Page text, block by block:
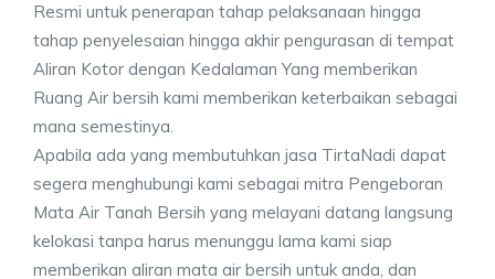
Resmi untuk penerapan tahap pelaksanaan hingga
tahap penyelesaian hingga akhir pengurasan di tempat
Aliran Kotor dengan Kedalaman Yang memberikan
Ruang Air bersih kami memberikan keterbaikan sebagai
mana semestinya.
Apabila ada yang membutuhkan jasa TirtaNadi dapat
segera menghubungi kami sebagai mitra Pengeboran
Mata Air Tanah Bersih yang melayani datang langsung
kelokasi tanpa harus menunggu lama kami siap
memberikan aliran mata air bersih untuk anda, dan